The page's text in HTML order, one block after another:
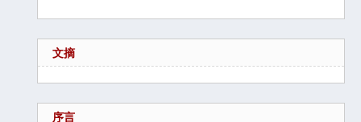
文摘
序言